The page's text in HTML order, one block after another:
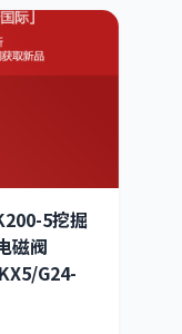
5挖掘
磁阀
G24-